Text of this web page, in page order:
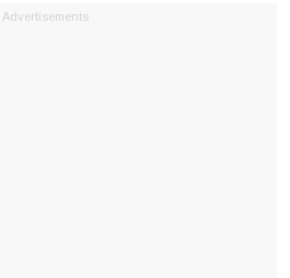
Advertisements